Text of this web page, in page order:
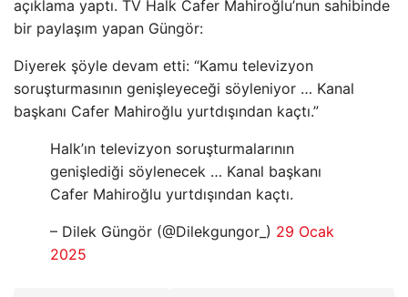
açıklama yaptı. TV Halk Cafer Mahiroğlu’nun sahibinde
bir paylaşım yapan Güngör:
Diyerek şöyle devam etti: “Kamu televizyon
soruşturmasının genişleyeceği söyleniyor … Kanal
başkanı Cafer Mahiroğlu yurtdışından kaçtı.”
Halk’ın televizyon soruşturmalarının
genişlediği söylenecek … Kanal başkanı
Cafer Mahiroğlu yurtdışından kaçtı.
– Dilek Güngör (@Dilekgungor_) 29 Ocak
2025